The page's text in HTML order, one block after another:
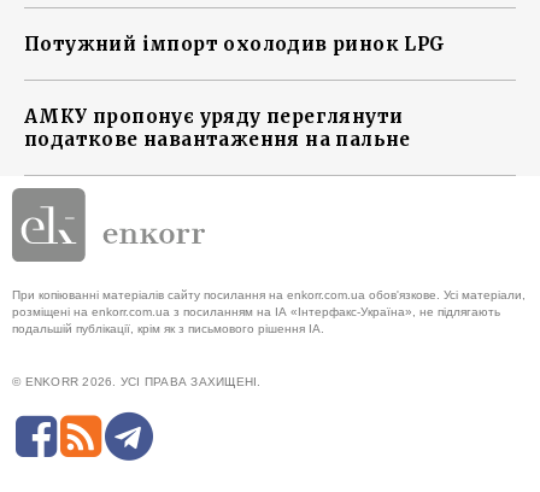
Потужний імпорт охолодив ринок LPG
АМКУ пропонує уряду переглянути
податкове навантаження на пальне
При копіюванні матеріалів сайту посилання на enkorr.com.ua обов'язкове. Усі матеріали,
розміщені на enkorr.com.ua з посиланням на ІА «Інтерфакс-Україна», не підлягають
подальшій публікації, крім як з письмового рішення ІА.
© ENKORR 2026. УСІ ПРАВА ЗАХИЩЕНІ.